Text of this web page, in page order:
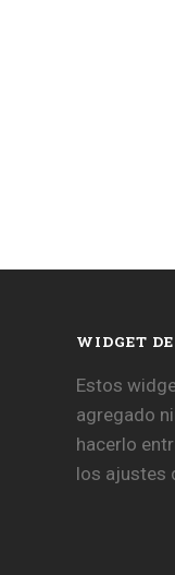
WIDGET
Estos
agregado
hacerlo
los ajustes